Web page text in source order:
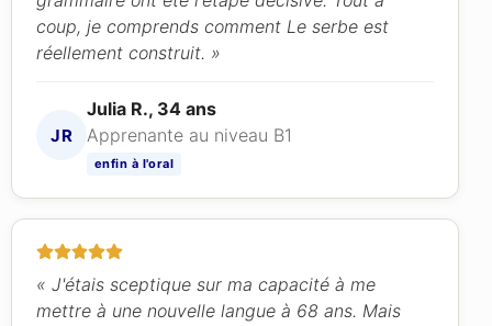
coup, je comprends comment Le serbe est
réellement construit. »
JR
Julia R., 34 ans
Apprenante au niveau B1
enfin à l'oral
« J'étais sceptique sur ma capacité à me
mettre à une nouvelle langue à 68 ans. Mais